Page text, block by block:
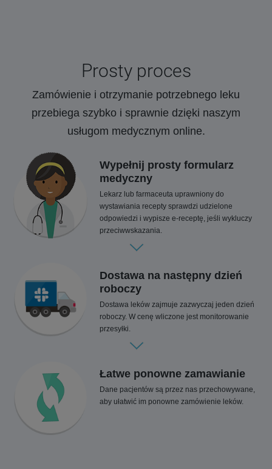
Prosty proces
Zamówienie i otrzymanie potrzebnego leku
przebiega szybko i sprawnie dzięki naszym
usługom medycznym online.
Wypełnij prosty formularz
medyczny
Lekarz lub farmaceuta uprawniony do
wystawiania recepty sprawdzi udzielone
odpowiedzi i wypisze e-receptę, jeśli wykluczy
przeciwwskazania.
Dostawa na następny dzień
roboczy
Dostawa leków zajmuje zazwyczaj jeden dzień
roboczy. W cenę wliczone jest monitorowanie
przesyłki.
Łatwe ponowne zamawianie
Dane pacjentów są przez nas przechowywane,
aby ułatwić im ponowne zamówienie leków.